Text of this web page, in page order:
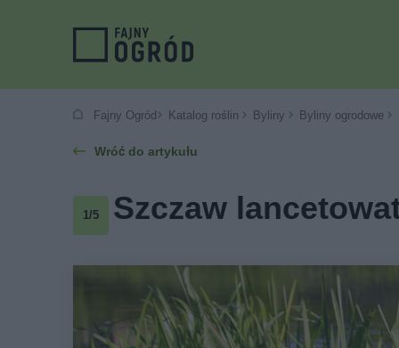
Fajny Ogród Katalog roślin Byliny Byliny ogrodowe
Wróć do artykułu
1/5 Szczaw